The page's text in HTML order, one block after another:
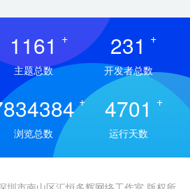
1161 +
主题总数
231 +
开发者总数
+
浏览总数
4701 +
运行天数